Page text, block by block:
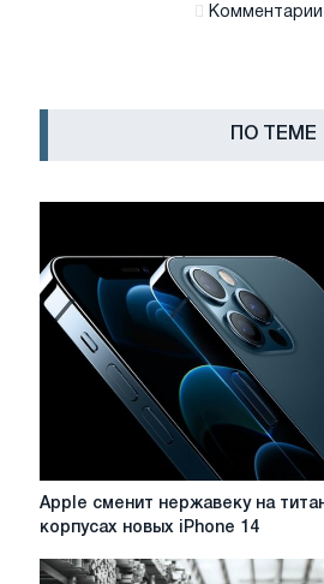
Комментарии
ПО ТЕМЕ
Apple
на
Apple сменит нержавеку на
корпусах новых iPhone 14